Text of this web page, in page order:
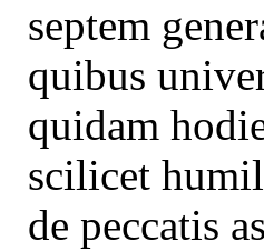
septem
quibus
quidam
scilicet
de peccatis